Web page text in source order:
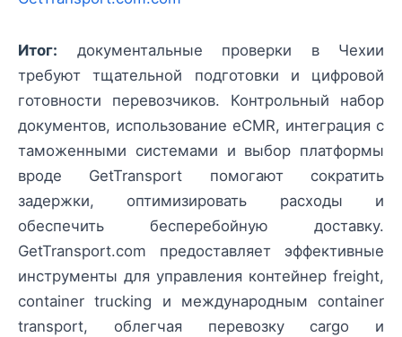
Итог: документальные проверки в Чехии
требуют тщательной подготовки и цифровой
готовности перевозчиков. Контрольный набор
документов, использование eCMR, интеграция с
таможенными системами и выбор платформы
вроде GetTransport помогают сократить
задержки, оптимизировать расходы и
обеспечить бесперебойную доставку.
GetTransport.com предоставляет эффективные
инструменты для управления контейнер freight,
container trucking и международным container
transport, облегчая перевозку cargo и